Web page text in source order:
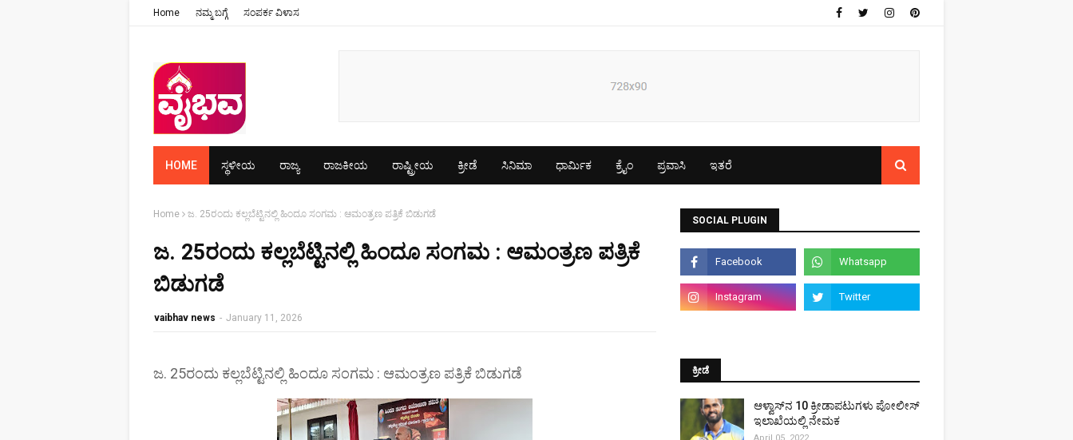
Home ನಮ್ಮ ಬಗ್ಗೆ ಸಂಪರ್ಕ ವಿಳಾಸ
HOME ಸ್ಥಳೀಯ ರಾಜ್ಯ ರಾಜಕೀಯ ರಾಷ್ಟ್ರೀಯ ಕ್ರೀಡೆ ಸಿನಿಮಾ ಧಾರ್ಮಿಕ ಕ್ರೈಂ ಪ್ರವಾಸಿ ಇತರೆ
Home ಜ. 25ರಂದು ಕಲ್ಲಬೆಟ್ಟಿನಲ್ಲಿ ಹಿಂದೂ ಸಂಗಮ : ಆಮಂತ್ರಣ ಪತ್ರಿಕೆ ಬಿಡುಗಡೆ
ಜ. 25ರಂದು ಕಲ್ಲಬೆಟ್ಟಿನಲ್ಲಿ ಹಿಂದೂ ಸಂಗಮ : ಆಮಂತ್ರಣ ಪತ್ರಿಕೆ
ಬಿಡುಗಡೆ
vaibhav news - January 11, 2026
ಜ. 25ರಂದು ಕಲ್ಲಬೆಟ್ಟಿನಲ್ಲಿ ಹಿಂದೂ ಸಂಗಮ : ಆಮಂತ್ರಣ ಪತ್ರಿಕೆ ಬಿಡುಗಡೆ
SOCIAL PLUGIN
ಕ್ರೀಡೆ
ಆಳ್ವಾಸ್‌ನ 10 ಕ್ರೀಡಾಪಟುಗಳು ಪೋಲೀಸ್
ಇಲಾಖೆಯಲ್ಲಿ ನೇಮಕ